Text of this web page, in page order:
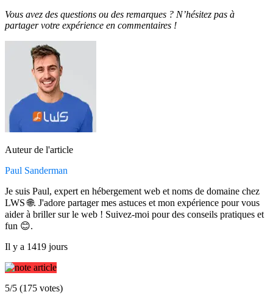
Vous avez des questions ou des remarques ? N’hésitez pas à
partager votre expérience en commentaires !
Auteur de l'article
Paul Sanderman
Je suis Paul, expert en hébergement web et noms de domaine chez
LWS 🌐. J'adore partager mes astuces et mon expérience pour vous
aider à briller sur le web ! Suivez-moi pour des conseils pratiques et
fun 😊.
Il y a 1419 jours
5/5 (175 votes)